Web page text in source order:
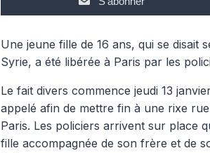
Une jeune fille de 16 ans, qui se disait
Syrie, a été libérée à Paris par les
Le fait divers commence jeudi 13
appelé afin de mettre fin à une rixe
Paris. Les policiers arrivent sur place
fille accompagnée de son frère et de